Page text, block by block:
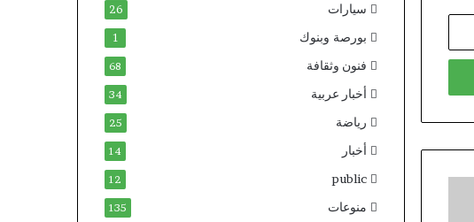
سيارات 26
بورصة وبنوك 1
فنون وثقافة 68
أخبار عربية 34
رياضة 25
أخبار 14
public
12
منوعات 135